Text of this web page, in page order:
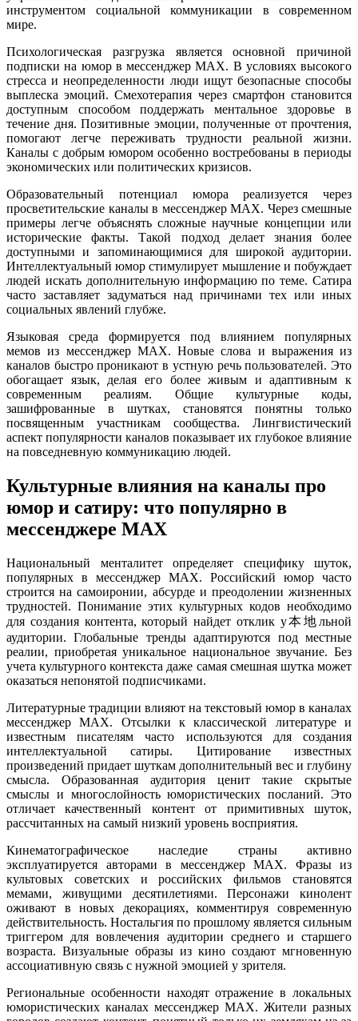
инструментом социальной коммуникации в современном
мире.
Психологическая разгрузка является основной причиной
подписки на юмор в мессенджер MAX. В условиях высокого
стресса и неопределенности люди ищут безопасные способы
выплеска эмоций. Смехотерапия через смартфон становится
доступным способом поддержать ментальное здоровье в
течение дня. Позитивные эмоции, полученные от прочтения,
помогают легче переживать трудности реальной жизни.
Каналы с добрым юмором особенно востребованы в периоды
экономических или политических кризисов.
Образовательный потенциал юмора реализуется через
просветительские каналы в мессенджер MAX. Через смешные
примеры легче объяснять сложные научные концепции или
исторические факты. Такой подход делает знания более
доступными и запоминающимися для широкой аудитории.
Интеллектуальный юмор стимулирует мышление и побуждает
людей искать дополнительную информацию по теме. Сатира
часто заставляет задуматься над причинами тех или иных
социальных явлений глубже.
Языковая среда формируется под влиянием популярных
мемов из мессенджер MAX. Новые слова и выражения из
каналов быстро проникают в устную речь пользователей. Это
обогащает язык, делая его более живым и адаптивным к
современным реалиям. Общие культурные коды,
зашифрованные в шутках, становятся понятны только
посвященным участникам сообщества. Лингвистический
аспект популярности каналов показывает их глубокое влияние
на повседневную коммуникацию людей.
Культурные влияния на каналы про
юмор и сатиру: что популярно в
мессенджере MAX
Национальный менталитет определяет специфику шуток,
популярных в мессенджер MAX. Российский юмор часто
строится на самоиронии, абсурде и преодолении жизненных
трудностей. Понимание этих культурных кодов необходимо
для создания контента, который найдет отклик у本地льной
аудитории. Глобальные тренды адаптируются под местные
реалии, приобретая уникальное национальное звучание. Без
учета культурного контекста даже самая смешная шутка может
оказаться непонятой подписчиками.
Литературные традиции влияют на текстовый юмор в каналах
мессенджер MAX. Отсылки к классической литературе и
известным писателям часто используются для создания
интеллектуальной сатиры. Цитирование известных
произведений придает шуткам дополнительный вес и глубину
смысла. Образованная аудитория ценит такие скрытые
смыслы и многослойность юмористических посланий. Это
отличает качественный контент от примитивных шуток,
рассчитанных на самый низкий уровень восприятия.
Кинематографическое наследие страны активно
эксплуатируется авторами в мессенджер MAX. Фразы из
культовых советских и российских фильмов становятся
мемами, живущими десятилетиями. Персонажи кинолент
оживают в новых декорациях, комментируя современную
действительность. Ностальгия по прошлому является сильным
триггером для вовлечения аудитории среднего и старшего
возраста. Визуальные образы из кино создают мгновенную
ассоциативную связь с нужной эмоцией у зрителя.
Региональные особенности находят отражение в локальных
юмористических каналах мессенджер MAX. Жители разных